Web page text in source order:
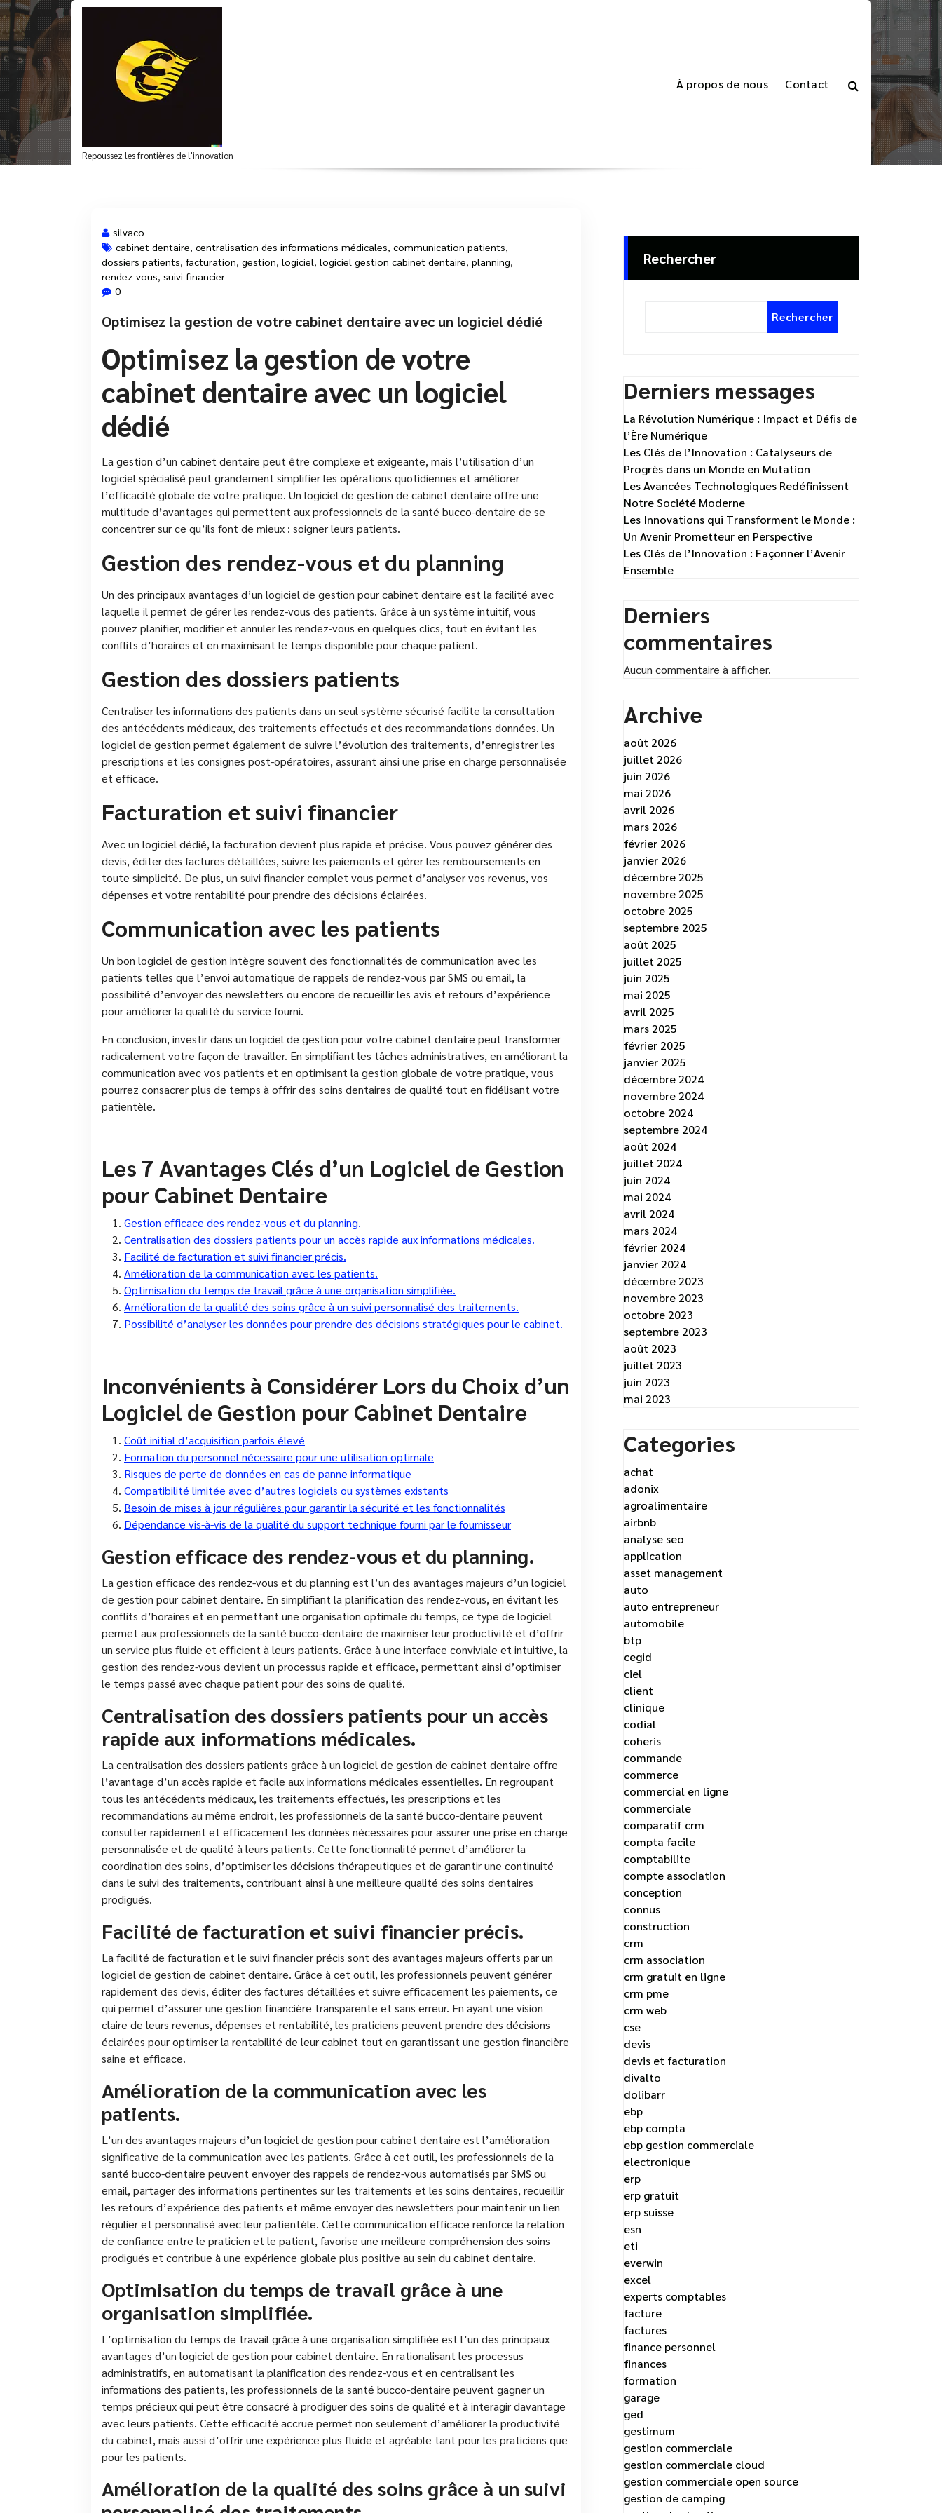
Aller
au
contenu
Repoussez les frontières de l'innovation
À propos de nous Contact
Optimisez la gestion de votre cabinet dentaire avec un logiciel dédié
23 Mar, 2025
silvaco
cabinet dentaire, centralisation des informations médicales, communication patients,
dossiers patients, facturation, gestion, logiciel, logiciel gestion cabinet dentaire, planning,
rendez-vous, suivi financier
0
Optimisez la gestion de votre cabinet dentaire avec un logiciel dédié
Optimisez la gestion de votre
cabinet dentaire avec un logiciel
dédié
La gestion d’un cabinet dentaire peut être complexe et exigeante, mais l’utilisation d’un
logiciel spécialisé peut grandement simplifier les opérations quotidiennes et améliorer
l’efficacité globale de votre pratique. Un logiciel de gestion de cabinet dentaire offre une
multitude d’avantages qui permettent aux professionnels de la santé bucco-dentaire de se
concentrer sur ce qu’ils font de mieux : soigner leurs patients.
Gestion des rendez-vous et du planning
Un des principaux avantages d’un logiciel de gestion pour cabinet dentaire est la facilité avec
laquelle il permet de gérer les rendez-vous des patients. Grâce à un système intuitif, vous
pouvez planifier, modifier et annuler les rendez-vous en quelques clics, tout en évitant les
conflits d’horaires et en maximisant le temps disponible pour chaque patient.
Gestion des dossiers patients
Centraliser les informations des patients dans un seul système sécurisé facilite la consultation
des antécédents médicaux, des traitements effectués et des recommandations données. Un
logiciel de gestion permet également de suivre l’évolution des traitements, d’enregistrer les
prescriptions et les consignes post-opératoires, assurant ainsi une prise en charge personnalisée
et efficace.
Facturation et suivi financier
Avec un logiciel dédié, la facturation devient plus rapide et précise. Vous pouvez générer des
devis, éditer des factures détaillées, suivre les paiements et gérer les remboursements en
toute simplicité. De plus, un suivi financier complet vous permet d’analyser vos revenus, vos
dépenses et votre rentabilité pour prendre des décisions éclairées.
Communication avec les patients
Un bon logiciel de gestion intègre souvent des fonctionnalités de communication avec les
patients telles que l’envoi automatique de rappels de rendez-vous par SMS ou email, la
possibilité d’envoyer des newsletters ou encore de recueillir les avis et retours d’expérience
pour améliorer la qualité du service fourni.
En conclusion, investir dans un logiciel de gestion pour votre cabinet dentaire peut transformer
radicalement votre façon de travailler. En simplifiant les tâches administratives, en améliorant la
communication avec vos patients et en optimisant la gestion globale de votre pratique, vous
pourrez consacrer plus de temps à offrir des soins dentaires de qualité tout en fidélisant votre
patientèle.
Les 7 Avantages Clés d’un Logiciel de Gestion
pour Cabinet Dentaire
Gestion efficace des rendez-vous et du planning.
Centralisation des dossiers patients pour un accès rapide aux informations médicales.
Facilité de facturation et suivi financier précis.
Amélioration de la communication avec les patients.
Optimisation du temps de travail grâce à une organisation simplifiée.
Amélioration de la qualité des soins grâce à un suivi personnalisé des traitements.
Possibilité d’analyser les données pour prendre des décisions stratégiques pour le cabinet.
Inconvénients à Considérer Lors du Choix d’un
Logiciel de Gestion pour Cabinet Dentaire
Coût initial d’acquisition parfois élevé
Formation du personnel nécessaire pour une utilisation optimale
Risques de perte de données en cas de panne informatique
Compatibilité limitée avec d’autres logiciels ou systèmes existants
Besoin de mises à jour régulières pour garantir la sécurité et les fonctionnalités
Dépendance vis-à-vis de la qualité du support technique fourni par le fournisseur
Gestion efficace des rendez-vous et du planning.
La gestion efficace des rendez-vous et du planning est l’un des avantages majeurs d’un logiciel
de gestion pour cabinet dentaire. En simplifiant la planification des rendez-vous, en évitant les
conflits d’horaires et en permettant une organisation optimale du temps, ce type de logiciel
permet aux professionnels de la santé bucco-dentaire de maximiser leur productivité et d’offrir
un service plus fluide et efficient à leurs patients. Grâce à une interface conviviale et intuitive, la
gestion des rendez-vous devient un processus rapide et efficace, permettant ainsi d’optimiser
le temps passé avec chaque patient pour des soins de qualité.
Centralisation des dossiers patients pour un accès
rapide aux informations médicales.
La centralisation des dossiers patients grâce à un logiciel de gestion de cabinet dentaire offre
l’avantage d’un accès rapide et facile aux informations médicales essentielles. En regroupant
tous les antécédents médicaux, les traitements effectués, les prescriptions et les
recommandations au même endroit, les professionnels de la santé bucco-dentaire peuvent
consulter rapidement et efficacement les données nécessaires pour assurer une prise en charge
personnalisée et de qualité à leurs patients. Cette fonctionnalité permet d’améliorer la
coordination des soins, d’optimiser les décisions thérapeutiques et de garantir une continuité
dans le suivi des traitements, contribuant ainsi à une meilleure qualité des soins dentaires
prodigués.
Facilité de facturation et suivi financier précis.
La facilité de facturation et le suivi financier précis sont des avantages majeurs offerts par un
logiciel de gestion de cabinet dentaire. Grâce à cet outil, les professionnels peuvent générer
rapidement des devis, éditer des factures détaillées et suivre efficacement les paiements, ce
qui permet d’assurer une gestion financière transparente et sans erreur. En ayant une vision
claire de leurs revenus, dépenses et rentabilité, les praticiens peuvent prendre des décisions
éclairées pour optimiser la rentabilité de leur cabinet tout en garantissant une gestion financière
saine et efficace.
Amélioration de la communication avec les
patients.
L’un des avantages majeurs d’un logiciel de gestion pour cabinet dentaire est l’amélioration
significative de la communication avec les patients. Grâce à cet outil, les professionnels de la
santé bucco-dentaire peuvent envoyer des rappels de rendez-vous automatisés par SMS ou
email, partager des informations pertinentes sur les traitements et les soins dentaires, recueillir
les retours d’expérience des patients et même envoyer des newsletters pour maintenir un lien
régulier et personnalisé avec leur patientèle. Cette communication efficace renforce la relation
de confiance entre le praticien et le patient, favorise une meilleure compréhension des soins
prodigués et contribue à une expérience globale plus positive au sein du cabinet dentaire.
Optimisation du temps de travail grâce à une
organisation simplifiée.
L’optimisation du temps de travail grâce à une organisation simplifiée est l’un des principaux
avantages d’un logiciel de gestion pour cabinet dentaire. En rationalisant les processus
administratifs, en automatisant la planification des rendez-vous et en centralisant les
informations des patients, les professionnels de la santé bucco-dentaire peuvent gagner un
temps précieux qui peut être consacré à prodiguer des soins de qualité et à interagir davantage
avec leurs patients. Cette efficacité accrue permet non seulement d’améliorer la productivité
du cabinet, mais aussi d’offrir une expérience plus fluide et agréable tant pour les praticiens que
pour les patients.
Amélioration de la qualité des soins grâce à un suivi
Rechercher
Rechercher
Derniers messages
La Révolution Numérique : Impact et Défis de
l’Ère Numérique
Les Clés de l’Innovation : Catalyseurs de
Progrès dans un Monde en Mutation
Les Avancées Technologiques Redéfinissent
Notre Société Moderne
Les Innovations qui Transforment le Monde :
Un Avenir Prometteur en Perspective
Les Clés de l’Innovation : Façonner l’Avenir
Ensemble
Derniers
commentaires
Aucun commentaire à afficher.
Archive
août 2026
juillet 2026
juin 2026
mai 2026
avril 2026
mars 2026
février 2026
janvier 2026
décembre 2025
novembre 2025
octobre 2025
septembre 2025
août 2025
juillet 2025
juin 2025
mai 2025
avril 2025
mars 2025
février 2025
janvier 2025
décembre 2024
novembre 2024
octobre 2024
septembre 2024
août 2024
juillet 2024
juin 2024
mai 2024
avril 2024
mars 2024
février 2024
janvier 2024
décembre 2023
novembre 2023
octobre 2023
septembre 2023
août 2023
juillet 2023
juin 2023
mai 2023
Categories
achat
adonix
agroalimentaire
airbnb
analyse seo
application
asset management
auto
auto entrepreneur
automobile
btp
cegid
ciel
client
clinique
codial
coheris
commande
commerce
commercial en ligne
commerciale
comparatif crm
compta facile
comptabilite
compte association
conception
connus
construction
crm
crm association
crm gratuit en ligne
crm pme
crm web
cse
devis
devis et facturation
divalto
dolibarr
ebp
ebp compta
ebp gestion commerciale
electronique
erp
erp gratuit
erp suisse
esn
eti
everwin
excel
experts comptables
facture
factures
finance personnel
finances
formation
garage
ged
gestimum
gestion commerciale
gestion commerciale cloud
gestion commerciale open source
gestion de camping